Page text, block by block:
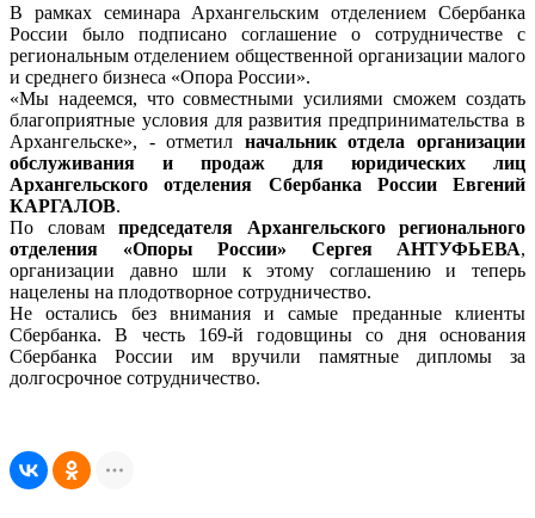
В рамках семинара Архангельским отделением Сбербанка
России было подписано соглашение о сотрудничестве с
региональным отделением общественной организации малого
и среднего бизнеса «Опора России».
«Мы надеемся, что совместными усилиями сможем создать
благоприятные условия для развития предпринимательства в
Архангельске», - отметил начальник отдела организации
обслуживания и продаж для юридических лиц
Архангельского отделения Сбербанка России Евгений
КАРГАЛОВ.
По словам председателя Архангельского регионального
отделения «Опоры России» Сергея АНТУФЬЕВА,
организации давно шли к этому соглашению и теперь
нацелены на плодотворное сотрудничество.
Не остались без внимания и самые преданные клиенты
Сбербанка. В честь 169-й годовщины со дня основания
Сбербанка России им вручили памятные дипломы за
долгосрочное сотрудничество.